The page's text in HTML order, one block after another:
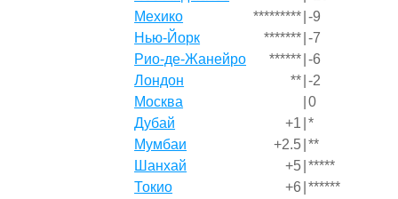
Мехико
********* -9
Нью-Йорк
******* -7
Рио-де-Жанейро
****** -6
Лондон
** -2
Москва
0
Дубай
+1 *
Мумбаи
+2.5 **
Шанхай
+5 *****
Токио
+6 ******